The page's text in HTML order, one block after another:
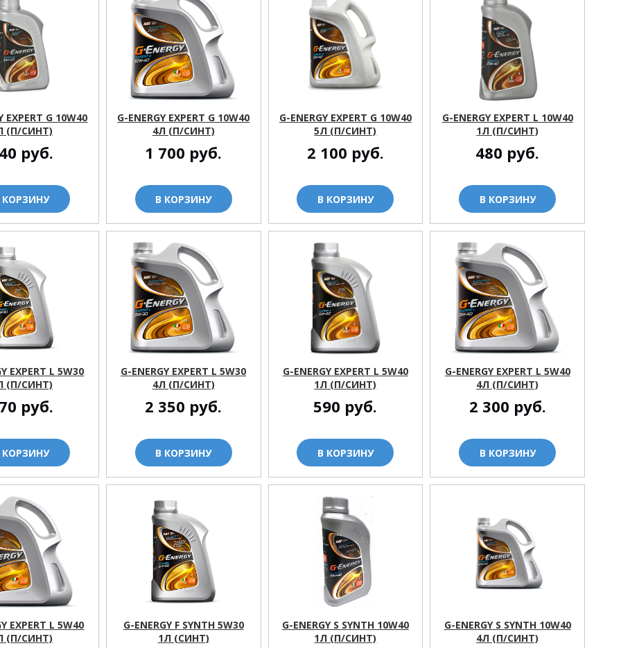
EXPERT G 10W40
(П/СИНТ)
руб.
КОРЗИНУ
G-ENERGY EXPERT G 10W40
4Л (П/СИНТ)
1 700 руб.
В КОРЗИНУ
G-ENERGY EXPERT G 10W40
5Л (П/СИНТ)
2 100 руб.
В КОРЗИНУ
G-ENERGY EXPERT L 10W40
1Л (П/СИНТ)
480 руб.
В КОРЗИНУ
EXPERT L 5W30
(П/СИНТ)
руб.
КОРЗИНУ
G-ENERGY EXPERT L 5W30
4Л (П/СИНТ)
2 350 руб.
В КОРЗИНУ
G-ENERGY EXPERT L 5W40
1Л (П/СИНТ)
590 руб.
В КОРЗИНУ
G-ENERGY EXPERT L 5W40
4Л (П/СИНТ)
2 300 руб.
В КОРЗИНУ
EXPERT L 5W40
(П/СИНТ)
G-ENERGY F SYNTH 5W30
1Л (СИНТ)
G-ENERGY S SYNTH 10W40
1Л (П/СИНТ)
G-ENERGY S SYNTH 10W40
4Л (П/СИНТ)